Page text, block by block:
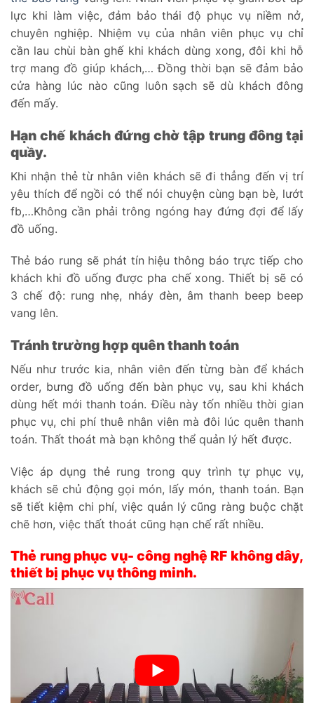
lực khi làm việc, đảm bảo thái độ phục vụ niềm nở,
chuyên nghiệp. Nhiệm vụ của nhân viên phục vụ chỉ
cần lau chùi bàn ghế khi khách dùng xong, đôi khi hỗ
trợ mang đồ giúp khách,… Đồng thời bạn sẽ đảm bảo
cửa hàng lúc nào cũng luôn sạch sẽ dù khách đông
đến mấy.
Hạn chế khách đứng chờ tập trung đông tại
quầy.
Khi nhận thẻ từ nhân viên khách sẽ đi thẳng đến vị trí
yêu thích để ngồi có thể nói chuyện cùng bạn bè, lướt
fb,…Không cần phải trông ngóng hay đứng đợi để lấy
đồ uống.
Thẻ báo rung sẽ phát tín hiệu thông báo trực tiếp cho
khách khi đồ uống được pha chế xong. Thiết bị sẽ có
3 chế độ: rung nhẹ, nháy đèn, âm thanh beep beep
vang lên.
Tránh trường hợp quên thanh toán
Nếu như trước kia, nhân viên đến từng bàn để khách
order, bưng đồ uống đến bàn phục vụ, sau khi khách
dùng hết mới thanh toán. Điều này tốn nhiều thời gian
phục vụ, chi phí thuê nhân viên mà đôi lúc quên thanh
toán. Thất thoát mà bạn không thể quản lý hết được.
Việc áp dụng thẻ rung trong quy trình tự phục vụ,
khách sẽ chủ động gọi món, lấy món, thanh toán. Bạn
sẽ tiết kiệm chi phí, việc quản lý cũng ràng buộc chặt
chẽ hơn, việc thất thoát cũng hạn chế rất nhiều.
Thẻ rung phục vụ- công nghệ RF không dây,
thiết bị phục vụ thông minh.